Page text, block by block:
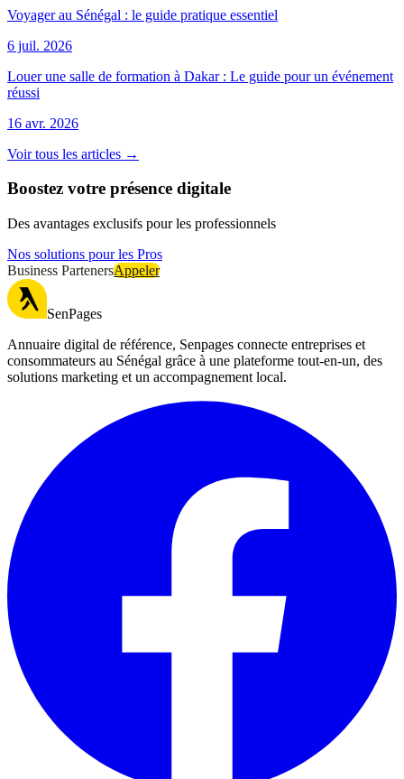
Voyager au Sénégal : le guide pratique essentiel
6 juil. 2026
Louer une salle de formation à Dakar : Le guide pour un événement
réussi
16 avr. 2026
Voir tous les articles →
Boostez votre présence digitale
Des avantages exclusifs pour les professionnels
Nos solutions pour les Pros
Business PartenersAppeler
SenPages
Annuaire digital de référence, Senpages connecte entreprises et
consommateurs au Sénégal grâce à une plateforme tout-en-un, des
solutions marketing et un accompagnement local.